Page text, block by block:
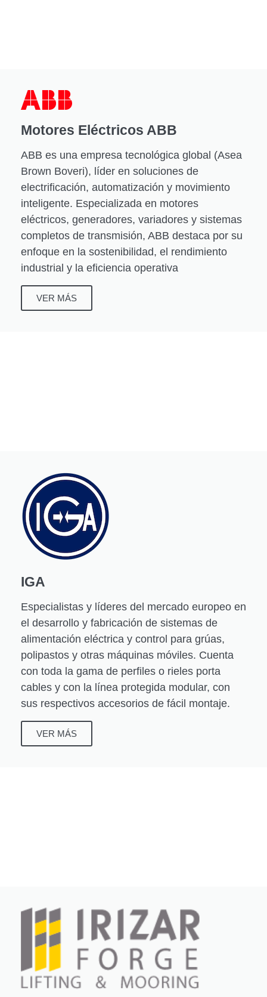
Motores Eléctricos ABB
ABB es una empresa tecnológica global (Asea
Brown Boveri), líder en soluciones de
electrificación, automatización y movimiento
inteligente. Especializada en motores
eléctricos, generadores, variadores y sistemas
completos de transmisión, ABB destaca por su
enfoque en la sostenibilidad, el rendimiento
industrial y la eficiencia operativa
VER MÁS
IGA
Especialistas y líderes del mercado europeo en
el desarrollo y fabricación de sistemas de
alimentación eléctrica y control para grúas,
polipastos y otras máquinas móviles. Cuenta
con toda la gama de perfiles o rieles porta
cables y con la línea protegida modular, con
sus respectivos accesorios de fácil montaje.
VER MÁS